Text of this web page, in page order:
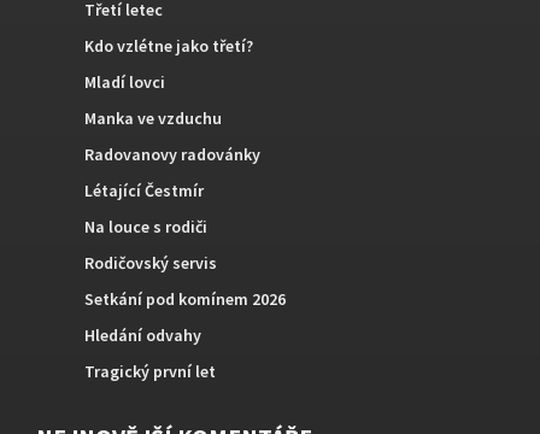
Třetí letec
Kdo vzlétne jako třetí?
Mladí lovci
Manka ve vzduchu
Radovanovy radovánky
Létající Čestmír
Na louce s rodiči
Rodičovský servis
Setkání pod komínem 2026
Hledání odvahy
Tragický první let